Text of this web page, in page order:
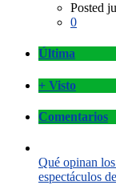
Posted
0
Última
+ Visto
Comentarios
Qué opinan
espectáculos